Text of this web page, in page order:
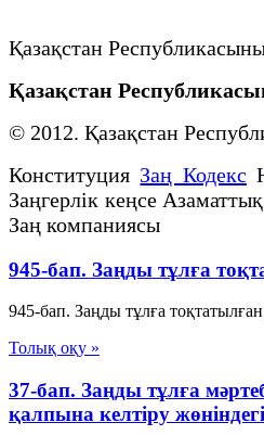
Қазақстан
Қазақстан
© 2012. Қазақстан
Конституция Заң Кодекс
Заңгерлік кеңсе
Заң компаниясы
945-бап. Заңды тұлға
945-бап. Заңды тұлға
Толық оқу »
37-бап. Заңды тұлға
қалпына келтiру